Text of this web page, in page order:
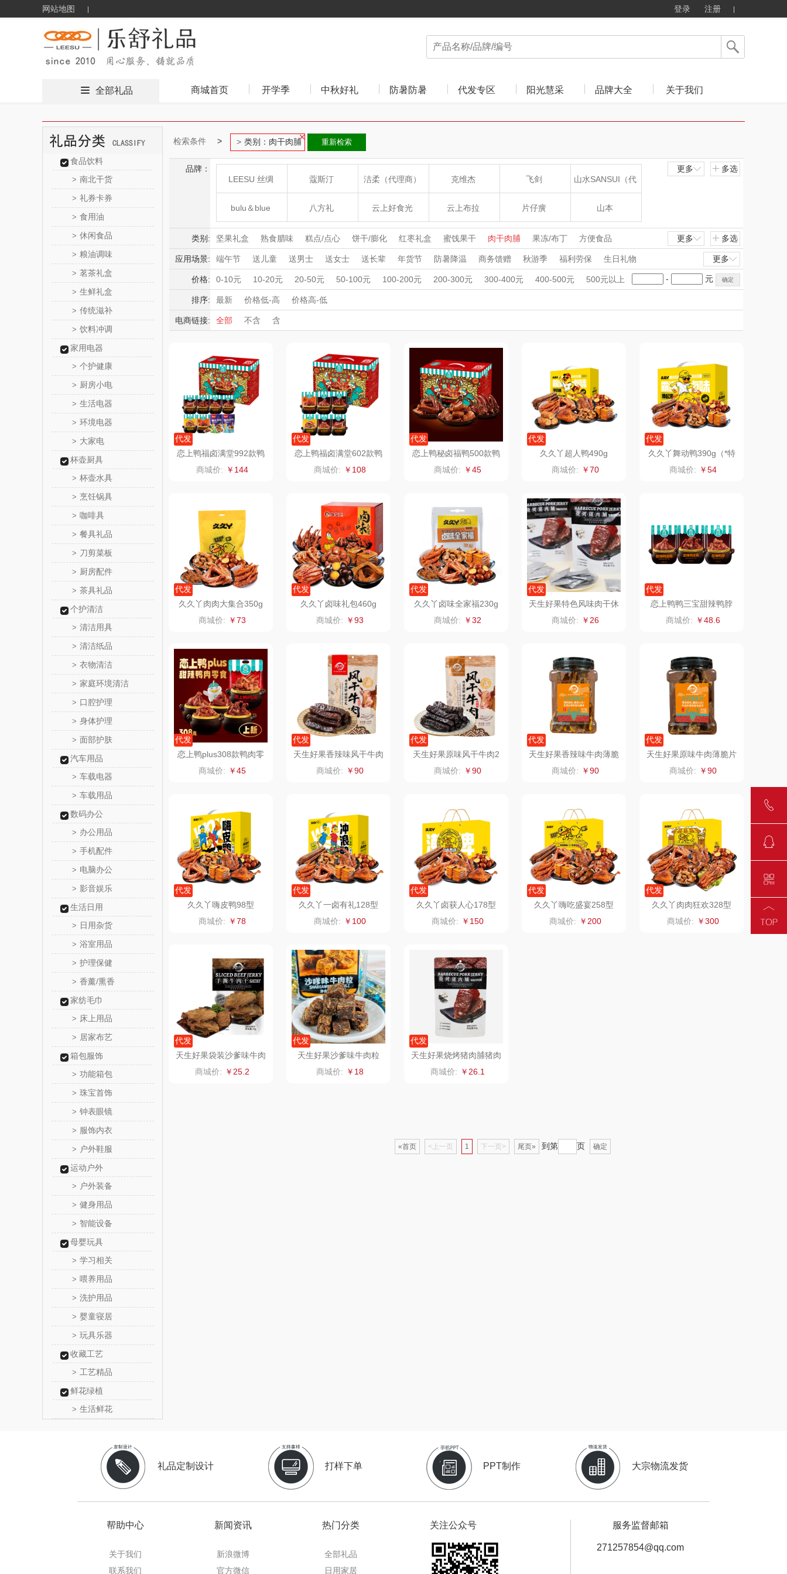
网站地图 登录 注册
全部礼品 商城首页 开学季 中秋好礼 防暑防暑 代发专区 阳光慧采 品牌大全 关于我们
食品饮料
> 南北干货
> 礼券卡券
> 食用油
> 休闲食品
> 粮油调味
> 茗茶礼盒
> 生鲜礼盒
> 传统滋补
> 饮料冲调
家用电器
> 个护健康
> 厨房小电
> 生活电器
> 环境电器
> 大家电
杯壶厨具
> 杯壶水具
> 烹饪锅具
> 咖啡具
> 餐具礼品
> 刀剪菜板
> 厨房配件
> 茶具礼品
个护清洁
> 清洁用具
> 清洁纸品
> 衣物清洁
> 家庭环境清洁
> 口腔护理
> 身体护理
> 面部护肤
汽车用品
> 车载电器
> 车载用品
数码办公
> 办公用品
> 手机配件
> 电脑办公
> 影音娱乐
生活日用
> 日用杂货
> 浴室用品
> 护理保健
> 香薰/熏香
家纺毛巾
> 床上用品
> 居家布艺
箱包服饰
> 功能箱包
> 珠宝首饰
> 钟表眼镜
> 服饰内衣
> 户外鞋服
运动户外
> 户外装备
> 健身用品
> 智能设备
母婴玩具
> 学习相关
> 喂养用品
> 洗护用品
> 婴童寝居
> 玩具乐器
收藏工艺
> 工艺精品
鲜花绿植
> 生活鲜花
检索条件 类别：肉干肉脯 重新检索
品牌：
LEESU 丝绸
蔻斯汀 洁柔（代理商） 克维杰 飞剑 山水SANSUI（代
理商）
bulu＆blue 八方礼 云上好食光 云上布拉 片仔癀 山本
新秀丽 夏普SHARP 东方沁 绽家 HOLOHOLO 途柏丽TOBERLIR
momo（杯壶） 大嘴猴（杯壶厨具 MOVA 匠心萌宠 YOTTOY
西屋（运动户外） 非一FETANA
DGI
（线下款） （线上款）
斯凯奇SKECHER
S
可口可乐Coca Col
a
十二夏天 百草味（代理商） LUING BOX
立白（包销款） 润本（套装） 戴可思 康宁 京意之选
阿茜娅（AGIA） SWISS MILITARY
润心 奈雪茶院 克洛特 竹盐
爱润丝婷 形象派 小天鹅 ROBAM老板 康夫
罗尔仕 拜灭士 舒蕾（定制款） 洁玉（定制款） 富昌（定制款） 爱国者（移动电
源）
飞利浦 荣诚 周六福 江中猴姑 江中食疗 凤凰
保卫蛋蛋 马克图布 苏泊尔（代理商） 九阳（代理商） 晒瑞 实丰文化
五芳斋 立家 泸溪河桃酥 中茶 可益康
皇家粮仓 干饭熊饱饱 梦洁家纺
尹谜 金龙鱼（包销款） 德菲摩尔 伊莎贝拉
荣事达（品牌方） 得力 润本（套装类） 浪莎 雅鹿 圣耳
真不二
1）
渝情渝礼 杜邦（餐具类）
洁丽雅（包销款） 云栖桦田 百事食品 奥克斯
五丰黎红 小胖爪 可可满分 无印良品（代理
商）
味滋源（品牌方）
银小燕 呼也
泉尔思 润培 百事（饮具类） 三胖蛋
小度
邻家饭香 赫兰希 丸美 几梦
天琴 朗赫 果兹 西屋（风扇类）
360 艾美特（代理商）
温仑山（电器类） 洁丽雅（代理商） 康巴赫（锅具类）
壶）
飞利浦（音频类） 珍视明 康恩贝 WENGER/威戈
品存 尔木萄 嗑西西
田知府 吉米 普沃达 陈克明
翼眠 TKK 左都
更多 多选
类别: 坚果礼盒 熟食腊味 糕点/点心 饼干/膨化 红枣礼盒 蜜饯果干 肉干肉脯 果冻/布丁
方便食品
糖果礼盒
年货礼盒 中秋礼盒 鸭蛋类
更多 多选
应用场景: 端午节 送儿童 送男士 送女士 送长辈 年货节 防暑降温 商务馈赠 秋游季 福利劳保
生日礼物
积分礼品
周年庆礼品 春游踏青 开学季礼品 毕业季礼品 开门红专区 伴手礼盒 会议礼品
国潮文创
暖冬好物
外事出国 入职礼
高端送礼
开业乔迁 乡村振兴 定制案例 珠宝礼品 酒店旅游 高校礼品 女神节 奶企礼品
银行礼品
保险礼品
建材礼品 政企单位 房地产礼品 汽车礼品 进店礼 情人节 七夕节 建党节 圣诞节
教师节
护士节 重阳节
更多
价格: 0-10元 10-20元 20-50元 50-100元 100-200元 200-300元 300-400元 400-500元 500元以上 - 元
排序: 最新 价格低-高 价格高-低
电商链接: 全部 不含 含
代发
恋上鸭福卤满堂992款鸭
翅根鸭翅鸭锁骨鸭脖笋丝
烤肉豆脯
商城价: ￥144
代发
恋上鸭福卤满堂602款鸭
翅根鸭翅鸭锁骨独立小包
装网红小吃
商城价: ￥108
代发
恋上鸭秘卤福鸭500款鸭
翅根鸭翅鸭锁骨独立小包
装
商城价: ￥45
代发
久久丫超人鸭490g
商城价: ￥70
代发
久久丫舞动鸭390g（*特
价款）
商城价: ￥54
代发
久久丫肉肉大集合350g
商城价: ￥73
代发
久久丫卤味礼包460g
商城价: ￥93
代发
久久丫卤味全家福230g
商城价: ￥32
代发
天生好果特色风味肉干休
闲零食烧烤猪肉脯85克
商城价: ￥26
代发
恋上鸭鸭三宝甜辣鸭脖
+甜辣鸭翅根+甜辣鸭锁
骨独立小包组合款
商城价: ￥48.6
代发
恋上鸭plus308款鸭肉零
食大礼包鸭翅根鸭翅鸭锁
骨鸭脖
商城价: ￥45
代发
天生好果香辣味风干牛肉
200克
商城价: ￥90
代发
天生好果原味风干牛肉2
00克
商城价: ￥90
代发
天生好果香辣味牛肉薄脆
片100克
商城价: ￥90
代发
天生好果原味牛肉薄脆片
100克
商城价: ￥90
代发
久久丫嗨皮鸭98型
商城价: ￥78
代发
久久丫一卤有礼128型
商城价: ￥100
代发
久久丫卤获人心178型
商城价: ￥150
代发
久久丫嗨吃盛宴258型
商城价: ￥200
代发
久久丫肉肉狂欢328型
商城价: ￥300
代发
天生好果袋装沙爹味牛肉
干70克
商城价: ￥25.2
代发
天生好果沙爹味牛肉粒
商城价: ￥18
代发
天生好果烧烤猪肉脯猪肉
干袋装85克
商城价: ￥26.1
«首页 <上一页 1 下一页> 尾页» 到第 页 确定
礼品定制设计 打样下单 PPT制作 大宗物流发货
帮助中心
关于我们
联系我们
新闻资讯
新浪微博
官方微信
热门分类
全部礼品
日用家居
关注公众号 服务监督邮箱
271257854@qq.com